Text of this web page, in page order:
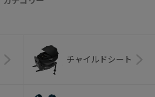
チャイルドシート